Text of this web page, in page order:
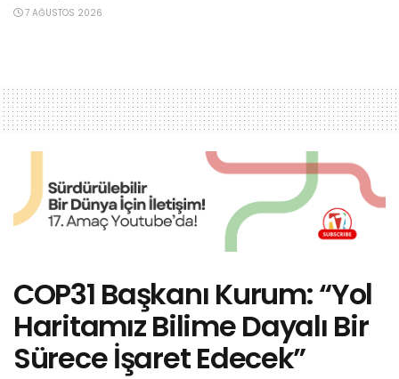
7 AĞUSTOS 2026
COP31 Başkanı Kurum: “Yol
Haritamız Bilime Dayalı Bir
Sürece İşaret Edecek”